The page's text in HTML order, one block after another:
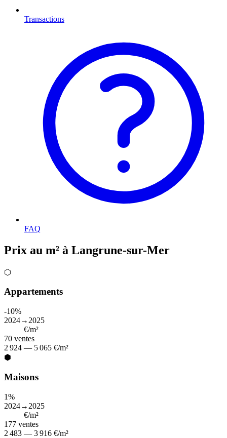
Transactions
FAQ
Prix au m² à Langrune-sur-Mer
⬡
Appartements
-10%
2024→2025
€/m²
70 ventes
2 924 — 5 065 €/m²
⬢
Maisons
1%
2024→2025
€/m²
177 ventes
2 483 — 3 916 €/m²